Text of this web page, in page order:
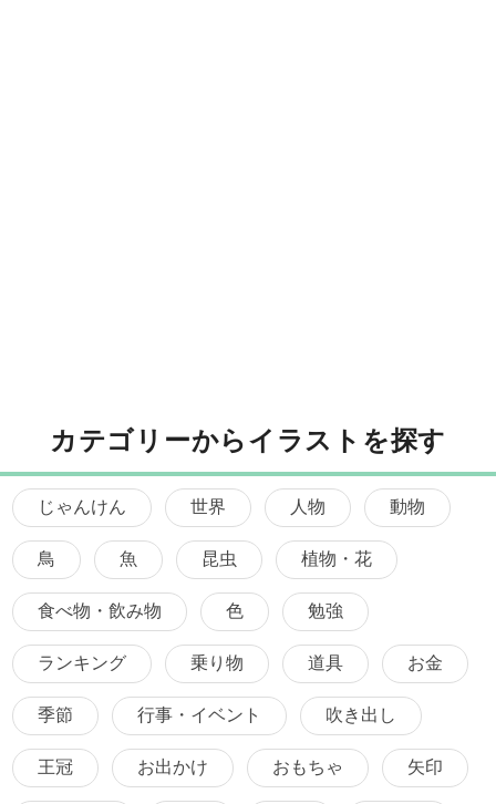
カテゴリーからイラストを探す
じゃんけん 世界 人物 動物
鳥 魚 昆虫 植物・花
食べ物・飲み物 色 勉強
ランキング 乗り物 道具 お金
季節 行事・イベント 吹き出し
王冠 お出かけ おもちゃ 矢印